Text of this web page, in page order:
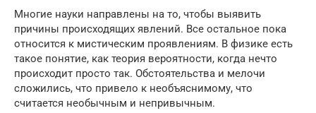
Многие науки направлены на то, чтобы выявить
причины происходящих явлений. Все остальное пока
относится к мистическим проявлениям. В физике есть
такое понятие, как теория вероятности, когда нечто
происходит просто так. Обстоятельства и мелочи
сложились, что привело к необъяснимому, что
считается необычным и непривычным.